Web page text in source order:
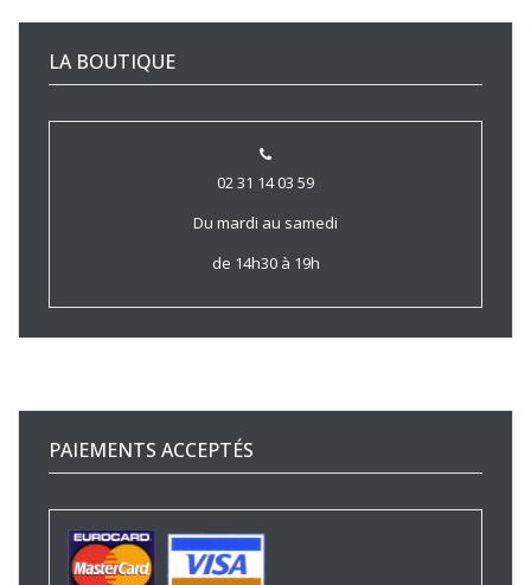
LA BOUTIQUE
02 31 14 03 59
Du mardi au samedi
de 14h30 à 19h
PAIEMENTS ACCEPTÉS